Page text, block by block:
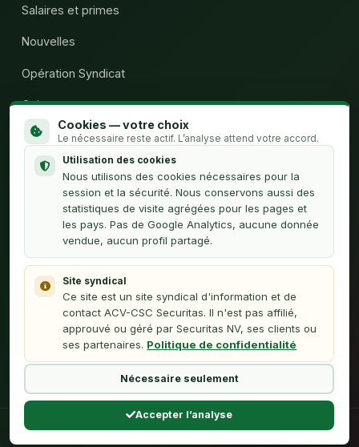
+
Besoin d'aide?
Salaires et primes
Nouvelles
Opération Syndicat
Qui sommes-nous
Calculateur H.C.
Contact
À PROPOS
Politique de confidentialité
Nederlands (NL)
Webmaster
Cette plateforme est une initiative des délégués syndicaux de
l'ACV-Securitas et n'est pas affiliée à Securitas NV.
© 2026 CSC Securitas — N.D. Tous droits réservés.
Cookies — votre choix
Le nécessaire reste actif. L’analyse attend votre accord.
Utilisation des cookies
Nous utilisons des cookies nécessaires pour la
session et la sécurité. Nous conservons aussi des
statistiques de visite agrégées pour les pages et
les pays. Pas de Google Analytics, aucune donnée
vendue, aucun profil partagé.
Site syndical
Ce site est un site syndical d'information et de
contact ACV-CSC Securitas. Il n'est pas affilié,
approuvé ou géré par Securitas NV, ses clients ou
ses partenaires. Politique de confidentialité
Nécessaire seulement
Accepter l’analyse